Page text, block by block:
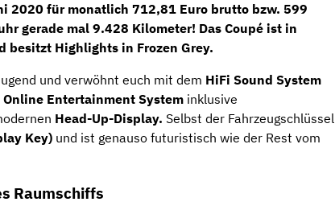
2020für monatlich 712,81 Euro brutto bzw. 599
gerade mal9.428 Kilometer! Das Coupé ist in
besitzt Highlights in Frozen Grey.
und verwöhnt euch mit dem HiFi Sound System
Online Entertainment System inklusive
Head-Up-Display. Selbst der Fahrzeugschlüssel
Key) und ist genauso futuristisch wie der Rest vom
Raumschiffs